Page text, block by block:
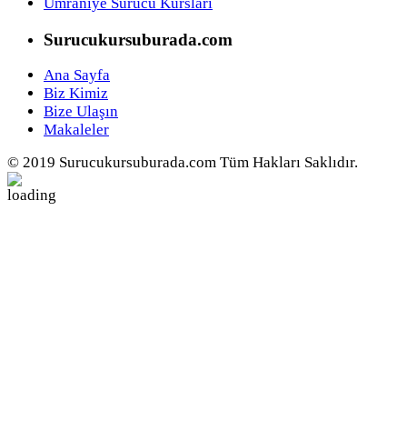
Surucukursuburada.com
Ana Sayfa
Biz Kimiz
Bize Ulaşın
Makaleler
© 2019 Surucukursuburada.com Tüm Hakları Saklıdır.